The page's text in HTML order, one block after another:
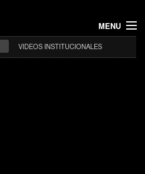
MENU
INICIO
VIDEOS INSTITUCIONALES